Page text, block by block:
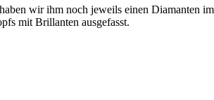
wir ihm noch jeweils einen Diamanten
mit Brillanten ausgefasst.